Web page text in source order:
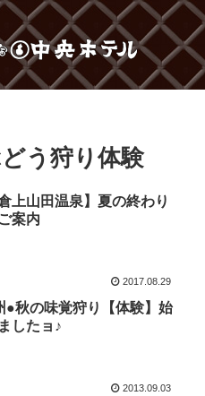
う狩り体験
倉上山田温泉】夏の終わり
案内
2017.08.29
●秋の味覚狩り【体験】始
したョ♪
2013.09.03